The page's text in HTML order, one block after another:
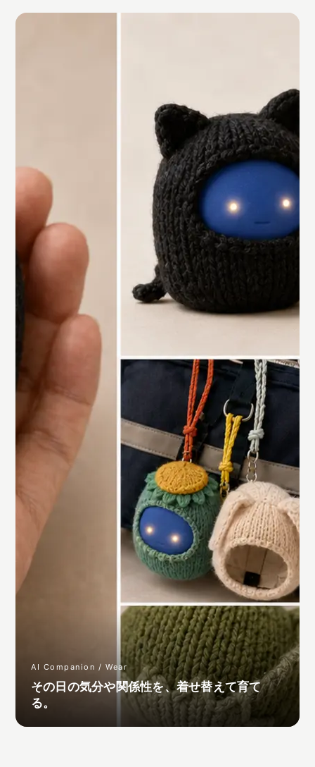
AI Companion / Wear
その日の気分や関係性を、着せ替えて育て
る。